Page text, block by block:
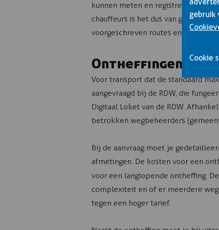
kunnen meten en registreren.
chauffeurs is het dus van groot
voorgeschreven routes en
Ontheffingen
Voor transport dat de standaard
aangevraagd bij de RDW, die
Digitaal Loket van de RDW.
betrokken wegbeheerders
Bij de aanvraag moet je
afmetingen. De kosten voor een
voor een langlopende ontheffing.
complexiteit en of er meerdere
tegen een hoger tarief.
gebruik
Cookie